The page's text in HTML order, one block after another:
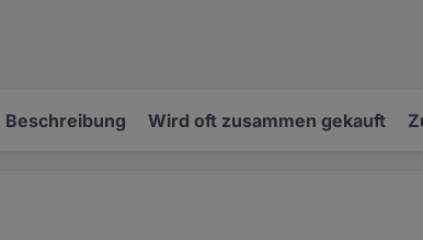
Beschreibung Wird oft zusammen gekauft